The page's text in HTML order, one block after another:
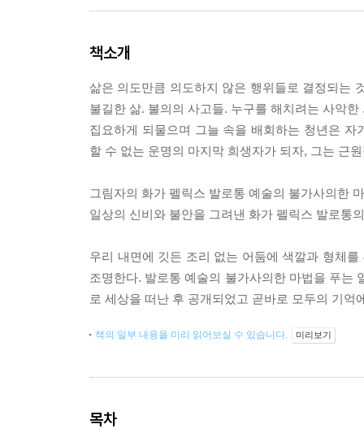
책소개
삶은 의도만큼 의도하지 않은 행위들로 결정되는
불길한 삶. 불의의 사고들. 누구를 해치려는 사악
집요하게 되물으며 그늘 속을 배회하는 청년은
할 수 없는 운명의 마지막 희생자가 되자, 그는 근
그림자의 화가 펠릭스 발로통 예술의 불가사의한
일상의 신비와 불안을 그려낸 화가 펠릭스 발로통
우리 내면에 깃든 조리 없는 어둠에 색깔과 형체
조명한다. 발로통 예술의 불가사의한 마법을 푸는
로 세상을 떠난 후 공개되었고 곧바로 모두의 기
책의 일부 내용을 미리 읽어보실 수 있습니다. 미리보기
목차